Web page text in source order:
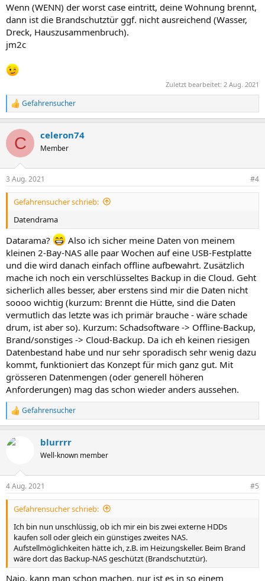
Wenn (WENN) der worst case eintritt, deine Wohnung brennt,
dann ist die Brandschutztür ggf. nicht ausreichend (Wasser,
Dreck, Hauszusammenbruch).
jm2c
Zuletzt bearbeitet: 2 Aug. 2021
R
e
k
i
e
n
Gefahrensucher
C celeron74
Member
3 Aug. 2021 #4
Gefahrensucher schrieb:
Datendrama
Datarama?
Also ich sicher meine Daten von meinem
kleinen 2-Bay-NAS alle paar Wochen auf eine USB-Festplatte
und die wird danach einfach offline aufbewahrt. Zusätzlich
mache ich noch ein verschlüsseltes Backup in die Cloud. Geht
sicherlich alles besser, aber erstens sind mir die Daten nicht
soooo wichtig (kurzum: Brennt die Hütte, sind die Daten
vermutlich das letzte was ich primär brauche - wäre schade
drum, ist aber so). Kurzum: Schadsoftware -> Offline-Backup,
Brand/sonstiges -> Cloud-Backup. Da ich eh keinen riesigen
Datenbestand habe und nur sehr sporadisch sehr wenig dazu
kommt, funktioniert das Konzept für mich ganz gut. Mit
grösseren Datenmengen (oder generell höheren
Anforderungen) mag das schon wieder anders aussehen.
R
e
k
e
n
Gefahrensucher
blurrrr
Well-known member
4 Aug. 2021 #5
Gefahrensucher schrieb:
Ich bin nun unschlüssig, ob ich mir ein bis zwei externe HDDs
kaufen soll oder gleich ein günstiges zweites NAS.
Aufstellmöglichkeiten hätte ich, z.B. im Heizungskeller. Beim Brand
wäre dort das Backup-NAS geschützt (Brandschutztür).
Najo, kann man schon machen, nur ist es in so einem